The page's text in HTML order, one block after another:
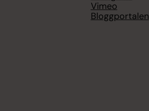
Vimeo
Bloggportalen